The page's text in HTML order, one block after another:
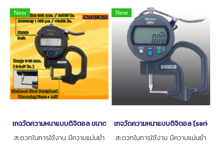
New
เกจวัดความหนาแบบดิจิตอล ขนาด 0-12มิล[series 547-561S]
สะดวกในการใช้งาน มีความแม่นยำ
New
เกจวัดความหนาแบบดิจิตอล
สะดวกในการใช้งาน มีความแม่นยำ